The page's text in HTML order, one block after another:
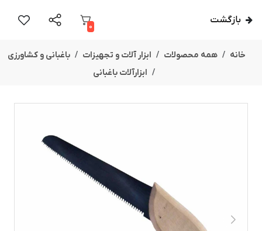
بازگشت
0
خانه همه محصولات ابزار آلات و تجهیزات
باغبانی و کشاورزی
ابزارآلات باغبانی